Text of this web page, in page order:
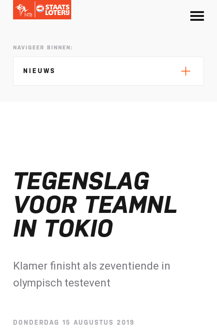
NAVIGEER BINNEN:
NIEUWS
Selectie EK lange afstand Almere bekend
Kalenders T50 en T100 World Championship
Tour 2027 bekend
NTB ontvangt bijdrage van Nederlandse
Loterij​
TEGENSLAG
VOOR TEAMNL
IN TOKIO
Klamer finisht als zeventiende in
olympisch testevent
DONDERDAG 15 AUGUSTUS 2019